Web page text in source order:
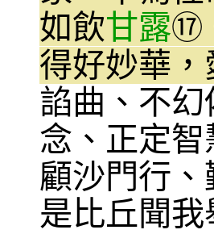
如飲甘露⑰
得好妙華
諂曲、不
念、正定
顧沙門行
是比丘聞